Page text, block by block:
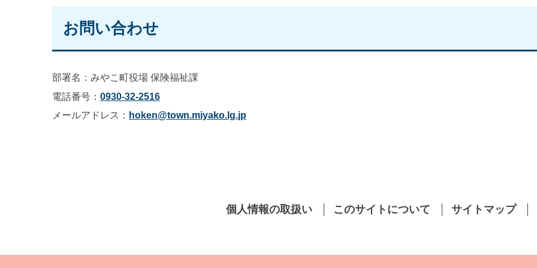
お問い合わせ
部署名：みやこ町役場 保険福祉課
電話番号： 0930-32-2516
メールアドレス： hoken@town.miyako.lg.jp
個人情報の取扱い このサイトについて サイトマップ